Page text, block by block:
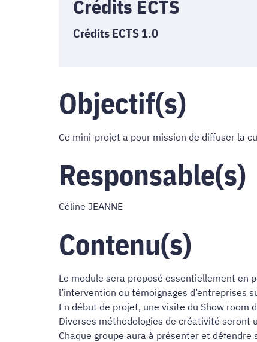
Crédits ECTS
Crédits ECTS 1.0
Objectif(s)
Ce mini-projet a pour mission de diffuser la
Responsable(s)
Céline JEANNE
Contenu(s)
Le module sera proposé essentiellement en
l’intervention ou témoignages d’entreprises
En début de projet, une visite du Show room
Diverses méthodologies de créativité seront
Chaque groupe aura à présenter et